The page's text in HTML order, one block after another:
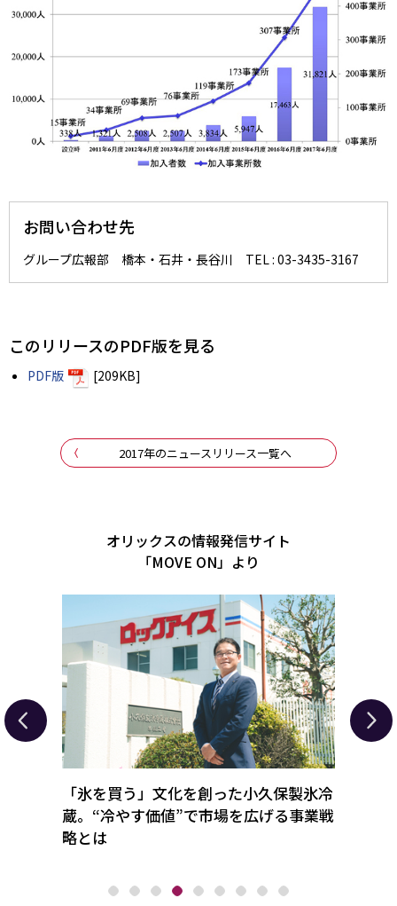
お問い合わせ先
グループ広報部 橋本・石井・長谷川 TEL : 03-3435-3167
このリリースのPDF版を見る
PDF版 [209KB]
2017年のニュースリリース一覧へ
オリックスの情報発信サイト
「MOVE ON」より
「氷を買う」文化を創った小久保製氷冷
蔵。“冷やす価値”で市場を広げる事業戦
略とは